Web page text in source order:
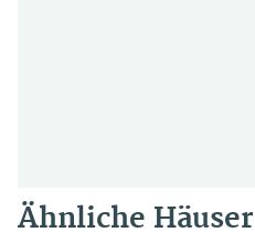
Ähnliche Häuser